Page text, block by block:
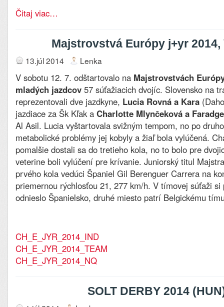
Čitaj viac…
Majstrovstvá Európy j+yr 2014,
13.júl 2014 Lenka
V sobotu 12. 7. odštartovalo na Majstrovstvách
mladých jazdcov 57 súťažiacich dvojíc. Slovensko na
reprezentovali dve jazdkyne, Lucia Rovná a Kara
jazdiace za Šk Kľak a Charlotte Mlynčeková a Faradge
Al Asil. Lucia vyštartovala svižným tempom, no po
metabolické problémy jej kobyly a žiaľ bola vylúčená.
pomalšie dostali sa do tretieho kola, no to bolo pre
veterine boli vylúčení pre krívanie. Juniorský titul
prvého kola vedúci Španiel Gil Berenguer Carrera na
priemernou rýchlosťou 21, 277 km/h. V tímovej súťaži si
odnieslo Španielsko, druhé miesto patrí Belgickému
CH_E_JYR_2014_IND
CH_E_JYR_2014_TEAM
CH_E_JYR_2014_NQ
SOLT DERBY 2014